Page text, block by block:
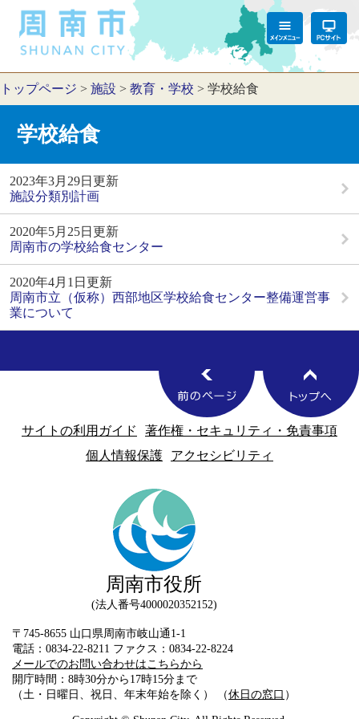
トップページ > 施設 > 教育・学校 > 学校給食
学校給食
2023年3月29日更新
施設分類別計画
2020年5月25日更新
周南市の学校給食センター
2020年4月1日更新
周南市立（仮称）西部地区学校給食センター整備運営事
業について
サイトの利用ガイド
著作権・セキュリティ・免責事項
個人情報保護
アクセシビリティ
周南市役所
法人番号4000020352152
〒745-8655 山口県周南市岐山通1-1
電話：0834-22-8211 ファクス：0834-22-8224
メールでのお問い合わせはこちらから
開庁時間：8時30分から17時15分まで
（土・日曜日、祝日、年末年始を除く） （休日の窓口 ）